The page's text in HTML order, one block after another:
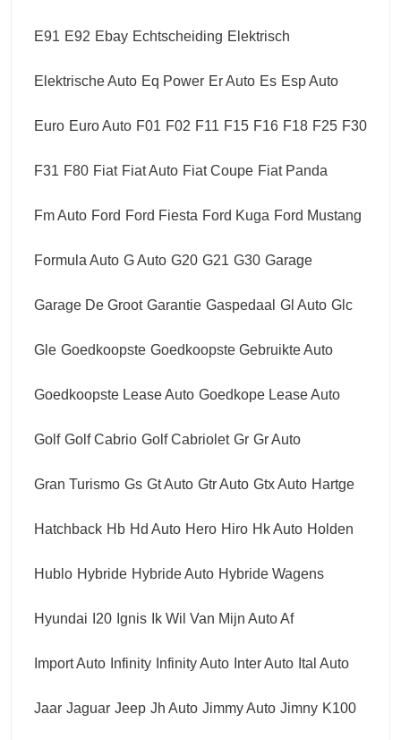
E91 E92 Ebay Echtscheiding Elektrisch
Elektrische Auto Eq Power Er Auto Es Esp Auto
Euro Euro Auto F01 F02 F11 F15 F16 F18 F25 F30
F31 F80 Fiat Fiat Auto Fiat Coupe Fiat Panda
Fm Auto Ford Ford Fiesta Ford Kuga Ford Mustang
Formula Auto G Auto G20 G21 G30 Garage
Garage De Groot Garantie Gaspedaal Gl Auto Glc
Gle Goedkoopste Goedkoopste Gebruikte Auto
Goedkoopste Lease Auto Goedkope Lease Auto
Golf Golf Cabrio Golf Cabriolet Gr Gr Auto
Gran Turismo Gs Gt Auto Gtr Auto Gtx Auto Hartge
Hatchback Hb Hd Auto Hero Hiro Hk Auto Holden
Hublo Hybride Hybride Auto Hybride Wagens
Hyundai I20 Ignis Ik Wil Van Mijn Auto Af
Import Auto Infinity Infinity Auto Inter Auto Ital Auto
Jaar Jaguar Jeep Jh Auto Jimmy Auto Jimny K100